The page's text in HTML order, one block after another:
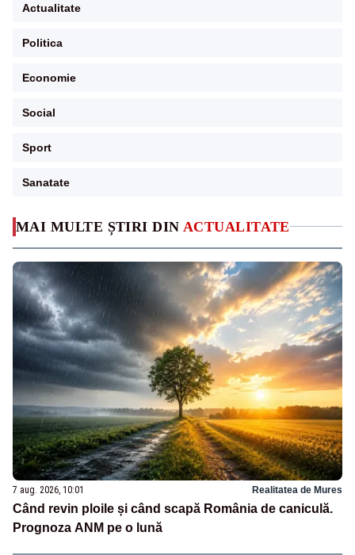
MAI MULTE ȘTIRI DIN ACTUALITATE
7 aug. 2026, 10:01 Realitatea de Mures
Când revin ploile și când scapă România de caniculă.
Prognoza ANM pe o lună
Actualitate
Politica
Economie
Social
Sport
Sanatate